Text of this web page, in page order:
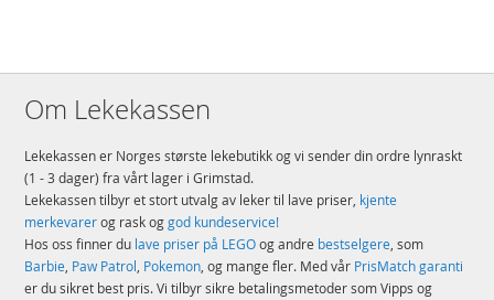
Om Lekekassen
Lekekassen er Norges største lekebutikk og vi sender din ordre lynraskt
(1 - 3 dager) fra vårt lager i Grimstad.
Lekekassen tilbyr et stort utvalg av leker til lave priser, kjente
merkevarerog rask oggod kundeservice!
Hos oss finner du lave priser på LEGOog andre bestselgere, som
Barbie, Paw Patrol, Pokemon, og mange fler. Med vår PrisMatch garanti
er du sikret best pris. Vi tilbyr sikre betalingsmetoder som Vipps og